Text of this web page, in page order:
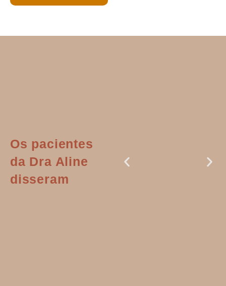
Os pacientes
da Dra Aline
disseram